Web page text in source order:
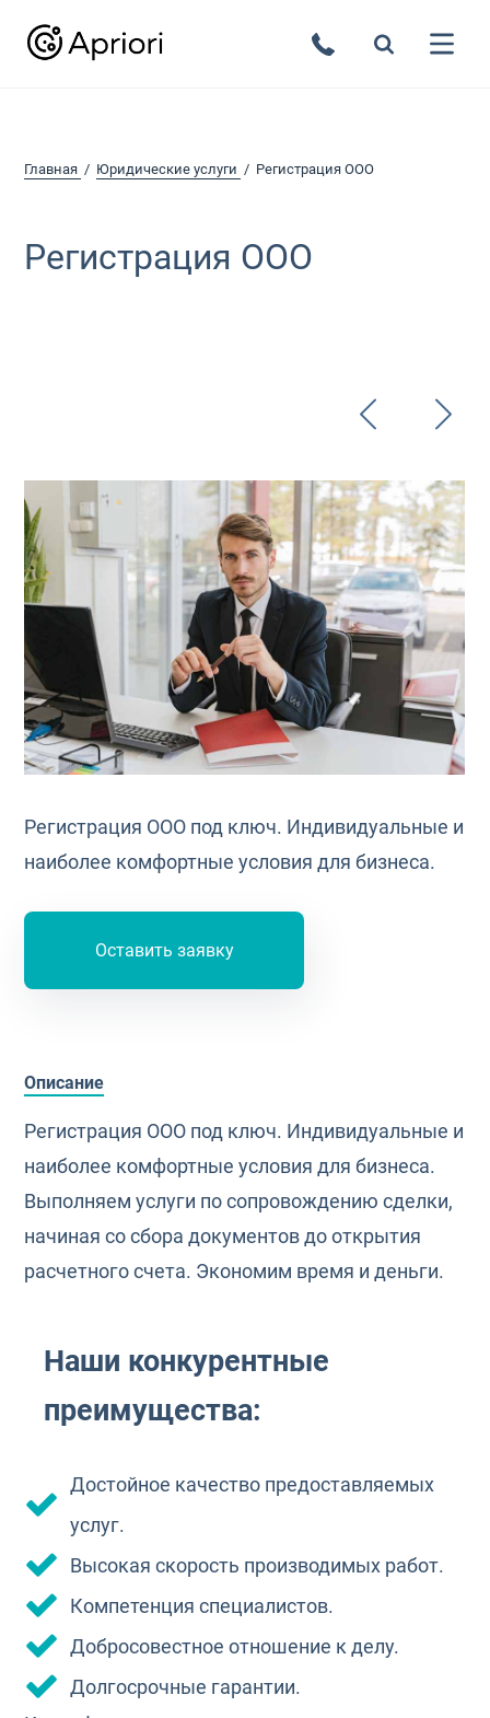
Главная Юридические услуги Регистрация ООО
Регистрация ООО
Регистрация ООО под ключ. Индивидуальные и
наиболее комфортные условия для бизнеса.
Оставить заявку
Описание
Регистрация ООО под ключ. Индивидуальные и
наиболее комфортные условия для бизнеса.
Выполняем услуги по сопровождению сделки,
начиная со сбора документов до открытия
расчетного счета. Экономим время и деньги.
Наши конкурентные
преимущества:
Достойное качество предоставляемых
услуг.
Высокая скорость производимых работ.
Компетенция специалистов.
Добросовестное отношение к делу.
Долгосрочные гарантии.